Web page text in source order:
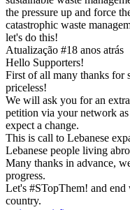
the pressure up and force
catastrophic waste
let's do this!
Atualização #18 anos atrás
Hello Supporters!
First of all many thanks for
priceless!
We will ask you for an
petition via your network
expect a change.
This is call to Lebanese
Lebanese people living
Many thanks in advance,
progress.
Let's #STopThem! and end
country.